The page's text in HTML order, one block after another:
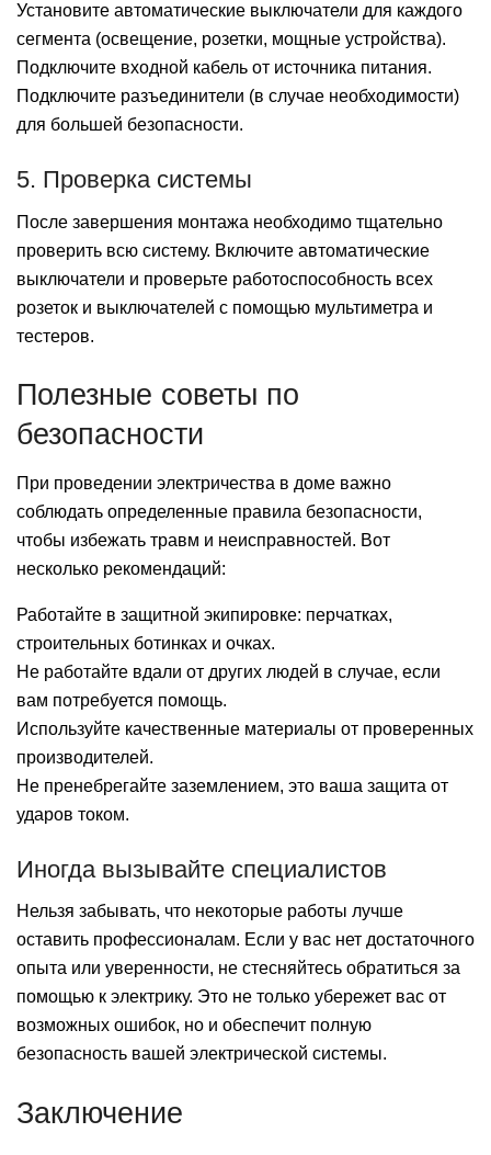
Установите автоматические выключатели для каждого
сегмента (освещение, розетки, мощные устройства).
Подключите входной кабель от источника питания.
Подключите разъединители (в случае необходимости)
для большей безопасности.
5. Проверка системы
После завершения монтажа необходимо тщательно
проверить всю систему. Включите автоматические
выключатели и проверьте работоспособность всех
розеток и выключателей с помощью мультиметра и
тестеров.
Полезные советы по
безопасности
При проведении электричества в доме важно
соблюдать определенные правила безопасности,
чтобы избежать травм и неисправностей. Вот
несколько рекомендаций:
Работайте в защитной экипировке: перчатках,
строительных ботинках и очках.
Не работайте вдали от других людей в случае, если
вам потребуется помощь.
Используйте качественные материалы от проверенных
производителей.
Не пренебрегайте заземлением, это ваша защита от
ударов током.
Иногда вызывайте специалистов
Нельзя забывать, что некоторые работы лучше
оставить профессионалам. Если у вас нет достаточного
опыта или уверенности, не стесняйтесь обратиться за
помощью к электрику. Это не только убережет вас от
возможных ошибок, но и обеспечит полную
безопасность вашей электрической системы.
Заключение